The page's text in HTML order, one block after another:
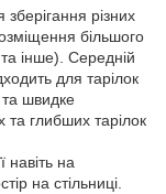
різних
більшого
інше). Середній
для тарілок
швидке
глибших тарілок
навіть на
на стільниці.